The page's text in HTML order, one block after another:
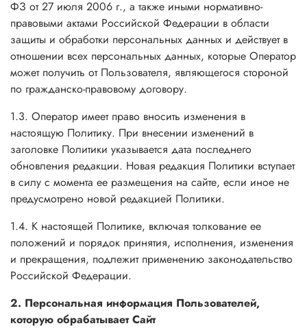
ФЗ от 27 июля 2006 г., а также иными нормативно-
правовыми актами Российской Федерации в области
защиты и обработки персональных данных и действует в
отношении всех персональных данных, которые Оператор
может получить от Пользователя, являющегося стороной
по гражданско-правовому договору.
1.3. Оператор имеет право вносить изменения в
настоящую Политику. При внесении изменений в
заголовке Политики указывается дата последнего
обновления редакции. Новая редакция Политики вступает
в силу с момента ее размещения на сайте, если иное не
предусмотрено новой редакцией Политики.
1.4. К настоящей Политике, включая толкование ее
положений и порядок принятия, исполнения, изменения
и прекращения, подлежит применению законодательство
Российской Федерации.
2. Персональная информация Пользователей,
которую обрабатывает Сайт